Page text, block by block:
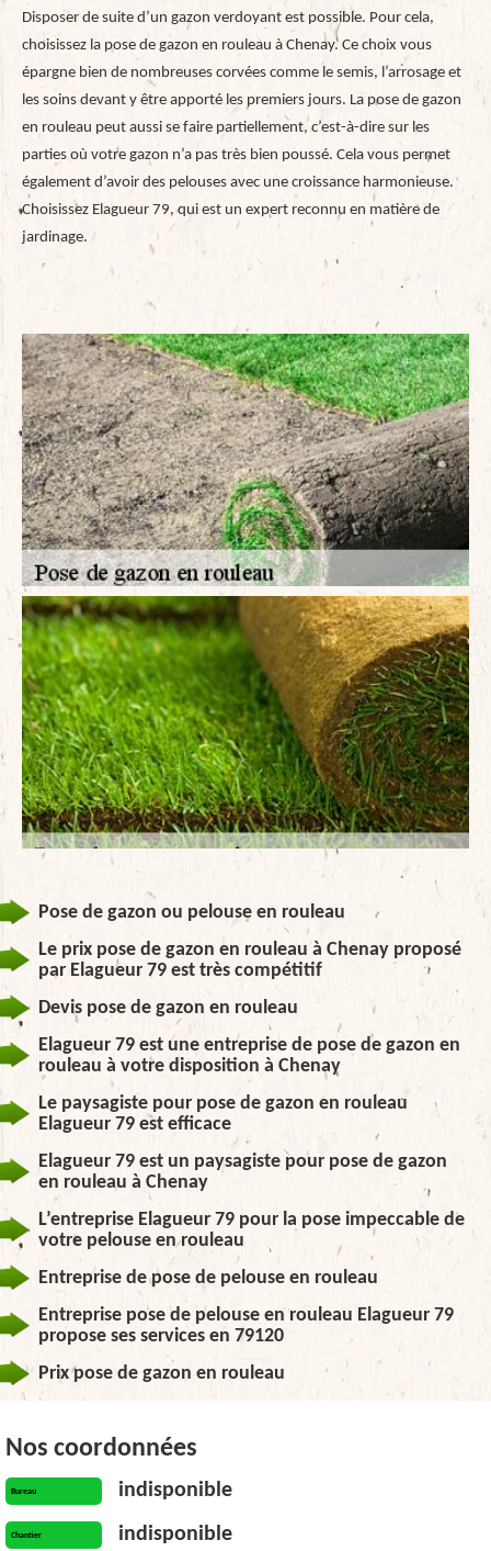
Disposer de suite d’un gazon verdoyant est possible. Pour cela,
choisissez la pose de gazon en rouleau à Chenay. Ce choix vous
épargne bien de nombreuses corvées comme le semis, l’arrosage et
les soins devant y être apporté les premiers jours. La pose de gazon
en rouleau peut aussi se faire partiellement, c’est-à-dire sur les
parties où votre gazon n’a pas très bien poussé. Cela vous permet
également d’avoir des pelouses avec une croissance harmonieuse.
Choisissez Elagueur 79, qui est un expert reconnu en matière de
jardinage.
Pose de gazon ou pelouse en rouleau
Le prix pose de gazon en rouleau à Chenay proposé
par Elagueur 79 est très compétitif
Devis pose de gazon en rouleau
Elagueur 79 est une entreprise de pose de gazon en
rouleau à votre disposition à Chenay
Le paysagiste pour pose de gazon en rouleau
Elagueur 79 est efficace
Elagueur 79 est un paysagiste pour pose de gazon
en rouleau à Chenay
L’entreprise Elagueur 79 pour la pose impeccable de
votre pelouse en rouleau
Entreprise de pose de pelouse en rouleau
Entreprise pose de pelouse en rouleau Elagueur 79
propose ses services en 79120
Prix pose de gazon en rouleau
Nos coordonnées
Bureau indisponible
Chantier indisponible